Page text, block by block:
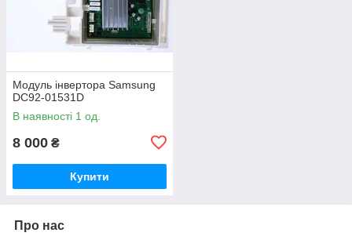
Модуль інвертора Samsung
DC92-01531D
В наявності 1 од.
8 000 ₴
Купити
Про нас